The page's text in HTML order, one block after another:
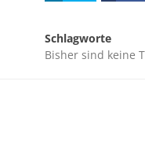
Schlagworte
Bisher sind keine